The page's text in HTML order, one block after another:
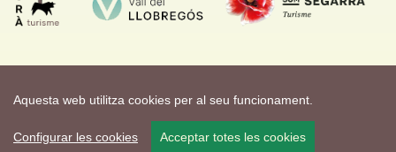
Aquesta web utilitza cookies per al seu funcionament.
Configurar les cookies Acceptar totes les cookies